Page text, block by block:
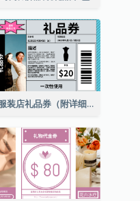
服装店礼品券（附详细资讯）